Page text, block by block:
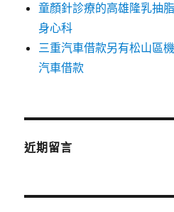
童顏針診療的高雄隆乳抽
身心科
三重汽車借款另有松山區
汽車借款
近期留言